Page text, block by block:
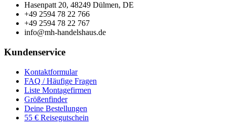
Hasenpatt 20, 48249 Dülmen, DE
+49 2594 78 22 766
+49 2594 78 22 767
info@mh-handelshaus.de
Kundenservice
Kontaktformular
FAQ / Häufige Fragen
Liste Montagefirmen
Größenfinder
Deine Bestellungen
55 € Reisegutschein